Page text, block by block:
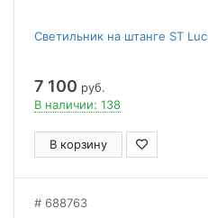
Светильник на штанге ST
7 100 руб.
В наличии: 138
В корзину
688763